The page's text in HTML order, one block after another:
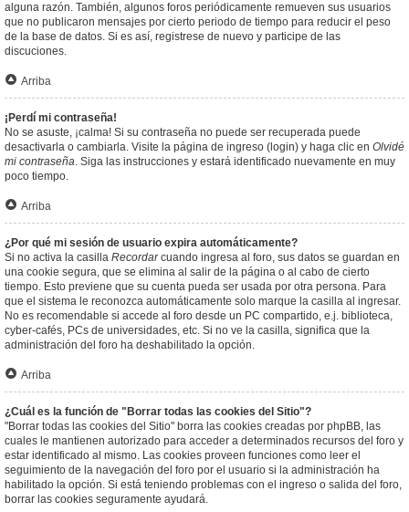
alguna razón. También, algunos foros periódicamente remueven sus usuarios
que no publicaron mensajes por cierto periodo de tiempo para reducir el peso
de la base de datos. Si es así, registrese de nuevo y participe de las
discuciones.
Arriba
¡Perdí mi contraseña!
No se asuste, ¡calma! Si su contraseña no puede ser recuperada puede
desactivarla o cambiarla. Visite la página de ingreso (login) y haga clic en Olvidé
mi contraseña. Siga las instrucciones y estará identificado nuevamente en muy
poco tiempo.
Arriba
¿Por qué mi sesión de usuario expira automáticamente?
Si no activa la casilla Recordarcuando ingresa al foro, sus datos se guardan en
una cookie segura, que se elimina al salir de la página o al cabo de cierto
tiempo. Esto previene que su cuenta pueda ser usada por otra persona. Para
que el sistema le reconozca automáticamente solo marque la casilla al ingresar.
No es recomendable si accede al foro desde un PC compartido, e.j. biblioteca,
cyber-cafés, PCs de universidades, etc. Si no ve la casilla, significa que la
administración del foro ha deshabilitado la opción.
Arriba
¿Cuál es la función de "Borrar todas las cookies del Sitio"?
"Borrar todas las cookies del Sitio" borra las cookies creadas por phpBB, las
cuales le mantienen autorizado para acceder a determinados recursos del foro y
estar identificado al mismo. Las cookies proveen funciones como leer el
seguimiento de la navegación del foro por el usuario si la administración ha
habilitado la opción. Si está teniendo problemas con el ingreso o salida del foro,
borrar las cookies seguramente ayudará.